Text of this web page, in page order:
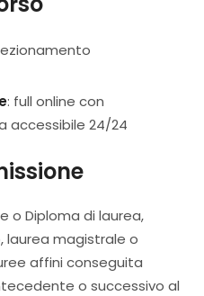
: full online con
accessibile 24/24
o Diploma di laurea,
laurea magistrale o
affini conseguita
o successivo al